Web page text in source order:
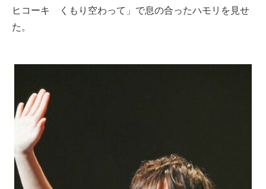
ヒコーキ くもり空わって」で息の合ったハモリを見せ
た。